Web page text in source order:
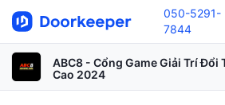
050-5291-
7844
ABC8 - Cổng Game Giải Trí
Cao 2024